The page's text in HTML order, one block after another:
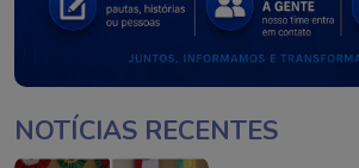
NOTÍCIAS RECENTES